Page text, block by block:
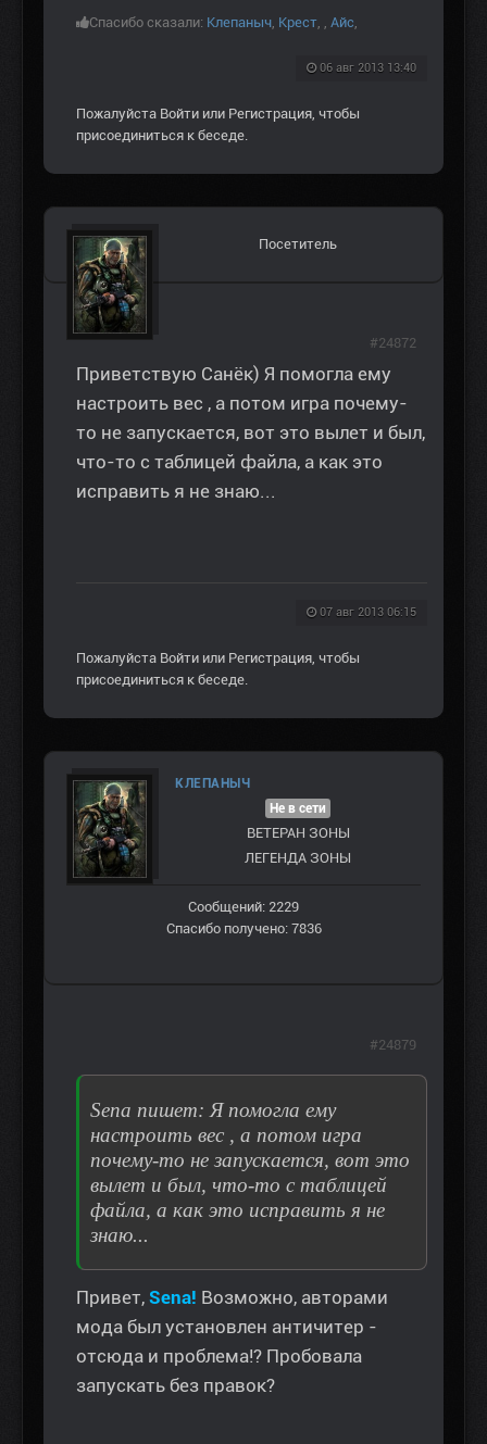
Спасибо сказали: Клепаныч Крест Aйс
06 авг 2013 13:40
Пожалуйста Войти или Регистрация , чтобы
присоединиться к беседе.
Посетитель
Приветствую Санёк) Я помогла ему
настроить вес , а потом игра почему-
то не запускается, вот это вылет и был,
что-то с таблицей файла, а как это
исправить я не знаю...
07 авг 2013 06:15
#24872
Пожалуйста Войти или Регистрация , чтобы
присоединиться к беседе.
КЛЕПАНЫЧ
Не в сети
ВЕТЕРАН ЗOНЫ
ЛЕГЕНДА ЗОНЫ
Сообщений: 2229
Спасибо получено: 7836
Sena пишет: Я помогла ему
настроить вес , а потом игра
почему-то не запускается, вот это
вылет и был, что-то с таблицей
файла, а как это исправить я не
знаю...
Привет, Sena! Возможно, авторами
мода был установлен античитер -
отсюда и проблема!? Пробовала
запускать без правок?
#24879